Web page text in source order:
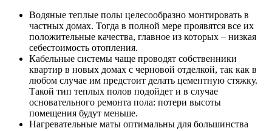
Водяные теплые полы целесообразно монтировать в
частных домах. Тогда в полной мере проявятся все их
положительные качества, главное из которых – низкая
себестоимость отопления.
Кабельные системы чаще проводят собственники
квартир в новых домах с черновой отделкой, так как в
любом случае им предстоит делать цементную стяжку.
Такой тип теплых полов подойдет и в случае
основательного ремонта пола: потери высоты
помещения будут меньше.
Нагревательные маты оптимальны для большинства